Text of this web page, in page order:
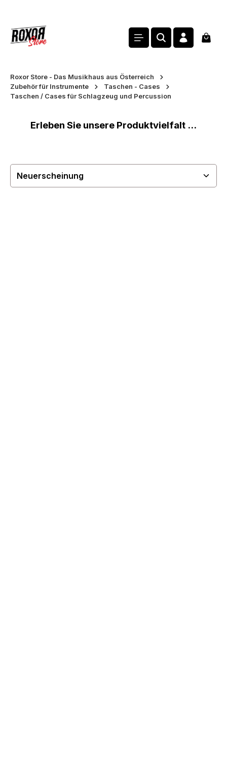
Roxor Store - Das Musikhaus aus Österreich
Zubehör für Instrumente
Taschen - Cases
Taschen / Cases für Schlagzeug und Percussion
Erleben Sie unsere Produktvielfalt ...